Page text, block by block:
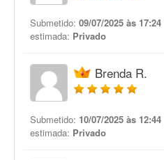
Submetido: 09/07/2025 às 17:24
estimada: Privado
Brenda R.
Submetido: 10/07/2025 às 12:44
estimada: Privado